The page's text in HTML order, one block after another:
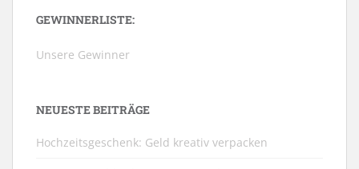
GEWINNERLISTE:
Unsere Gewinner
NEUESTE BEITRÄGE
Hochzeitsgeschenk: Geld kreativ verpacken